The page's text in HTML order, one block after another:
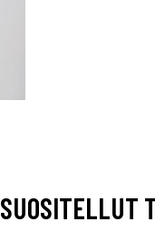
SUOSITELLUT